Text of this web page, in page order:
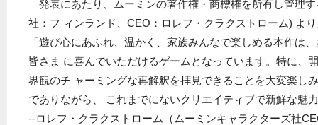
発表にあたり、ムーミンの著作権・商標権を所有し管理
社：フ ィンランド、CEO：ロレフ・クラクストローム) よ
「遊び心にあふれ、温かく、家族みんなで楽しめる本作は
皆さま に喜んでいただけるゲームとなっています。特に、
界観のチ ャーミングな再解釈を拝見できることを大変楽し
でありながら、 これまでにないクリエイティブで新鮮な魅
--ロレフ・クラクストローム（ムーミンキャラクターズ社